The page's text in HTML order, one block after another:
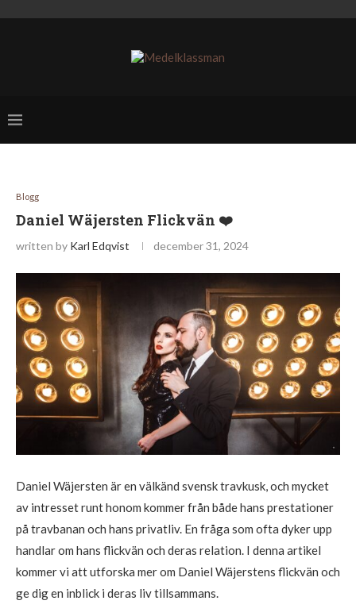
Blogg
Daniel Wäjersten Flickvän ❤️
written by Karl Edqvist december 31, 2024
Daniel Wäjersten är en välkänd svensk travkusk, och mycket
av intresset runt honom kommer från både hans prestationer
på travbanan och hans privatliv. En fråga som ofta dyker upp
handlar om hans flickvän och deras relation. I denna artikel
kommer vi att utforska mer om Daniel Wäjerstens flickvän och
ge dig en inblick i deras liv tillsammans.